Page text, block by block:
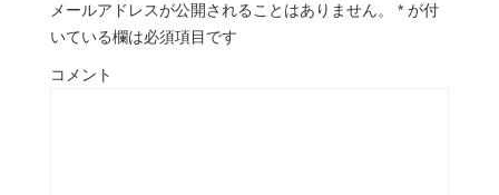
メールアドレスが公開されることはありません。 * が付
いている欄は必須項目です
コメント